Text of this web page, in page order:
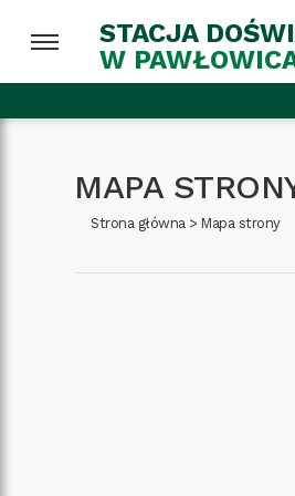
STACJA
W
MAPA
Strona główna> Mapa strony